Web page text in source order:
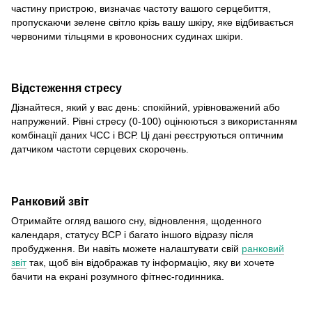
частину пристрою, визначає частоту вашого серцебиття,
пропускаючи зелене світло крізь вашу шкіру, яке відбивається
червоними тільцями в кровоносних судинах шкіри.
Відстеження стресу
Дізнайтеся, який у вас день: спокійний, урівноважений або
напружений. Рівні стресу (0-100) оцінюються з використанням
комбінації даних ЧСС і ВСР. Ці дані реєструються оптичним
датчиком частоти серцевих скорочень.
Ранковий звіт
Отримайте огляд вашого сну, відновлення, щоденного
календаря, статусу ВСР і багато іншого відразу після
пробудження. Ви навіть можете налаштувати свій ранковий
звіттак, щоб він відображав ту інформацію, яку ви хочете
бачити на екрані розумного фітнес-годинника.